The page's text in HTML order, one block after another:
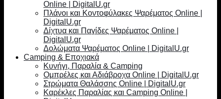
Online | DigitalU.gr
Πλάνοι και Κοντοφύλακες Ψαρέματος Online |
DigitalU.gr
Δίχτυα και Παγίδες Ψαρέματος Online |
DigitalU.gr
Δολώματα Ψαρέματος Online | DigitalU.gr
Camping & Εποχιακά
Κυνήγι, Παραλία & Camping
Ομπρέλες και Αδιάβροχα Online | DigitalU.gr
Στρώματα Θαλάσσης Online | DigitalU.gr
Καρέκλες Παραλίας και Camping Online |